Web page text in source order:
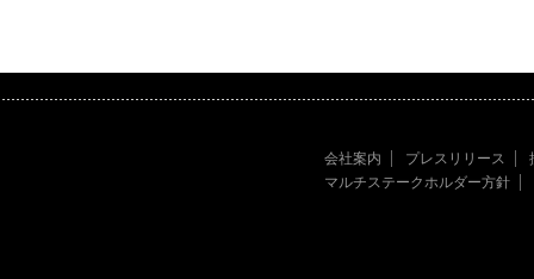
会社案内 プレスリリース
マルチステークホルダー方針